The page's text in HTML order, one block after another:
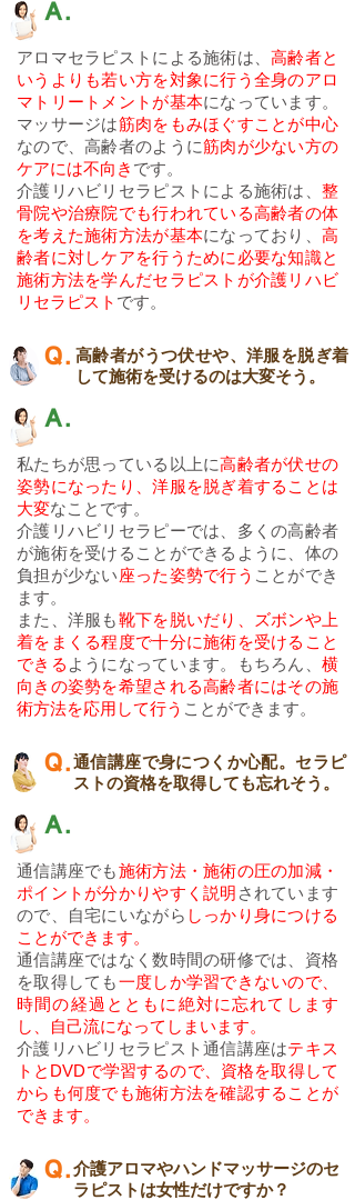
アロマセラピストによる施術は、高齢者と
いうよりも若い方を対象に行う全身のアロ
マトリートメントが基本になっています。
マッサージは筋肉をもみほぐすことが中心
なので、高齢者のように筋肉が少ない方の
ケアには不向き です。
介護リハビリセラピストによる施術は、 整
骨院や治療院でも行われている高齢者の体
を考えた施術方法が基本になっており、高
齢者に対しケアを行うために必要な知識と
施術方法を学んだセラピストが介護リハビ
リセラピスト です。
高齢者がうつ伏せや、洋服を脱ぎ着
して施術を受けるのは大変そう。
私たちが思っている以上に高齢者が伏せの
姿勢になったり、洋服を脱ぎ着することは
大変なことです。
介護リハビリセラピーでは、多くの高齢者
が施術を受けることができるように、体の
負担が少ない座った姿勢で行う ことができ
ます。
また、洋服も靴下を脱いだり、ズボンや上
着をまくる程度で十分に施術を受けること
できる ようになっています。もちろん、横
向きの姿勢を希望される高齢者にはその施
術方法を応用して行う ことができます。
通信講座で身につくか心配。セラピ
ストの資格を取得しても忘れそう。
通信講座でも施術方法・施術の圧の加減・
ポイントが分かりやすく説明 されています
ので、自宅にいながら しっかり身につける
ことができます。
通信講座ではなく数時間の研修では、資格
を取得しても一度しか学習できないので、
時間の経過とともに絶対に忘れてします
し、自己流になってしまいます。
介護リハビリセラピスト通信講座はテキス
トとDVDで学習するので、資格を取得して
からも何度でも施術方法を確認することが
できます。
​介護アロマやハンドマッサージのセ
ラピストは女性だけですか？